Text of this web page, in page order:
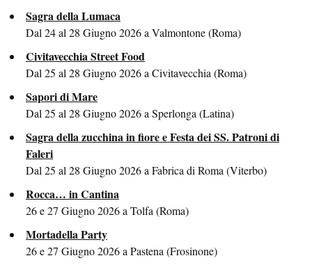
Sagra della Lumaca
Dal 24 al 28 Giugno 2026 a Valmontone (Roma)
Civitavecchia Street Food
Dal 25 al 28 Giugno 2026 a Civitavecchia (Roma)
Sapori di Mare
Dal 25 al 28 Giugno 2026 a Sperlonga (Latina)
Sagra della zucchina in fiore e Festa dei SS. Patroni di
Faleri
Dal 25 al 28 Giugno 2026 a Fabrica di Roma (Viterbo)
Rocca… in Cantina
26 e 27 Giugno 2026 a Tolfa (Roma)
Mortadella Party
26 e 27 Giugno 2026 a Pastena (Frosinone)